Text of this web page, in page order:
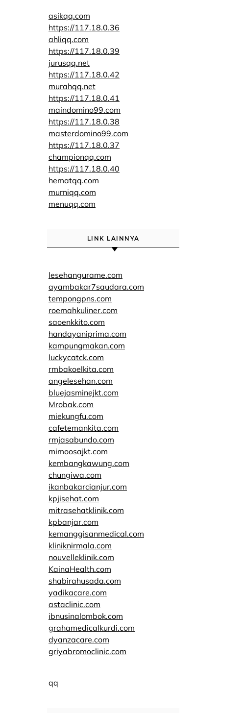
asikqq.com
https://117.18.0.36
ahliqq.com
https://117.18.0.39
jurusqq.net
https://117.18.0.42
murahqq.net
https://117.18.0.41
maindomino99.com
https://117.18.0.38
masterdomino99.com
https://117.18.0.37
championqq.com
https://117.18.0.40
hematqq.com
murniqq.com
menuqq.com
LINK LAINNYA
lesehangurame.com
ayambakar7saudara.com
tempongpns.com
roemahkuliner.com
saoenkkito.com
handayaniprima.com
kampungmakan.com
luckycatck.com
rmbakoelkita.com
angelesehan.com
bluejasminejkt.com
Mrobak.com
miekungfu.com
cafetemankita.com
rmjasabundo.com
mimoosajkt.com
kembangkawung.com
chungiwa.com
ikanbakarcianjur.com
kpjisehat.com
mitrasehatklinik.com
kpbanjar.com
kemanggisanmedical.com
kliniknirmala.com
nouvelleklinik.com
KainaHealth.com
shabirahusada.com
yadikacare.com
astaclinic.com
ibnusinalombok.com
grahamedicalkurdi.com
dyanzacare.com
griyabromoclinic.com
qq